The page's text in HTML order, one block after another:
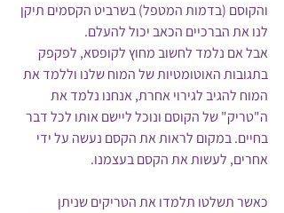
והקוסם (בדמות המטפל) בשרביט הקסמים תיקן
לנו את הברכיים הכאב יכול להעלם.
אבל אם נלמד לחשוב מחוץ לקופסא, לפקפק
בתגובות האוטומטיות של המוח שלנו וללמד את
המוח להגיב לגירוי אחרת, אנחנו נלמד את
ה"טריק" של הקוסם ונוכל ליישם אותו לכל דבר
בחיים. במקום לראות את הקסם נעשה על ידי
אחרים, לעשות את הקסם בעצמנו.
כאשר תשלטו תלמדו את הטריקים שניתן